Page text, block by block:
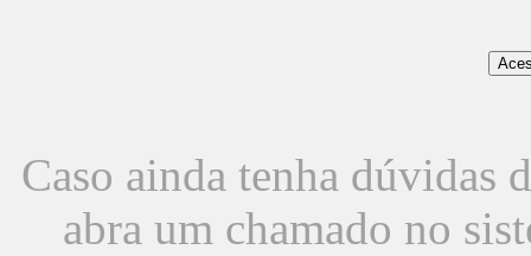
Caso ainda tenha dúvidas
abra um chamado no